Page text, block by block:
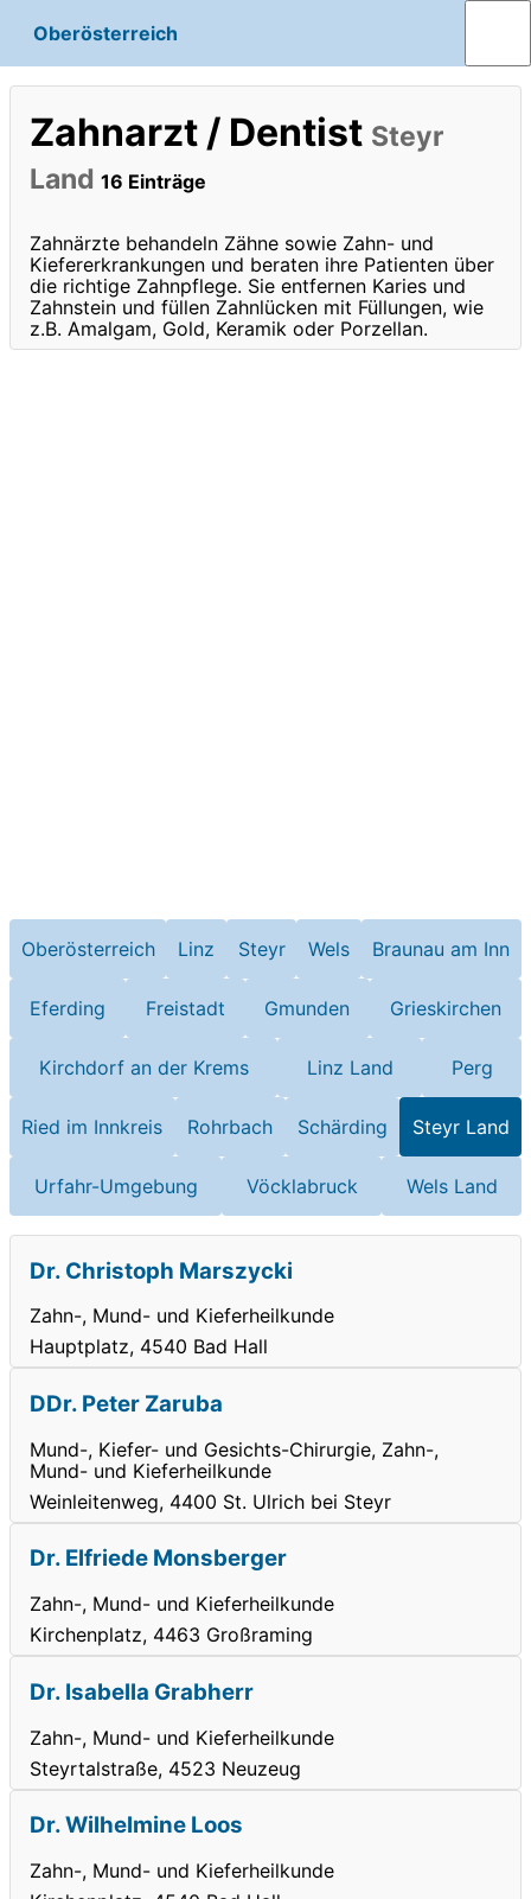
Oberösterreich
Zahnarzt / Dentist Steyr
Land 16 Einträge
Zahnärzte behandeln Zähne sowie Zahn- und
Kiefererkrankungen und beraten ihre Patienten über
die richtige Zahnpflege. Sie entfernen Karies und
Zahnstein und füllen Zahnlücken mit Füllungen, wie
z.B. Amalgam, Gold, Keramik oder Porzellan.
Oberösterreich Linz Steyr Wels Braunau am Inn
Eferding Freistadt Gmunden Grieskirchen
Kirchdorf an der Krems Linz Land Perg
Ried im Innkreis Rohrbach Schärding Steyr Land
Urfahr-Umgebung Vöcklabruck Wels Land
Dr. Christoph Marszycki
Zahn-, Mund- und Kieferheilkunde
Hauptplatz, 4540 Bad Hall
DDr. Peter Zaruba
Mund-, Kiefer- und Gesichts-Chirurgie, Zahn-,
Mund- und Kieferheilkunde
Weinleitenweg, 4400 St. Ulrich bei Steyr
Dr. Elfriede Monsberger
Zahn-, Mund- und Kieferheilkunde
Kirchenplatz, 4463 Großraming
Dr. Isabella Grabherr
Zahn-, Mund- und Kieferheilkunde
Steyrtalstraße, 4523 Neuzeug
Dr. Wilhelmine Loos
Zahn-, Mund- und Kieferheilkunde